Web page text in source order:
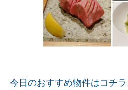
今日のおすすめ物件はコチラ